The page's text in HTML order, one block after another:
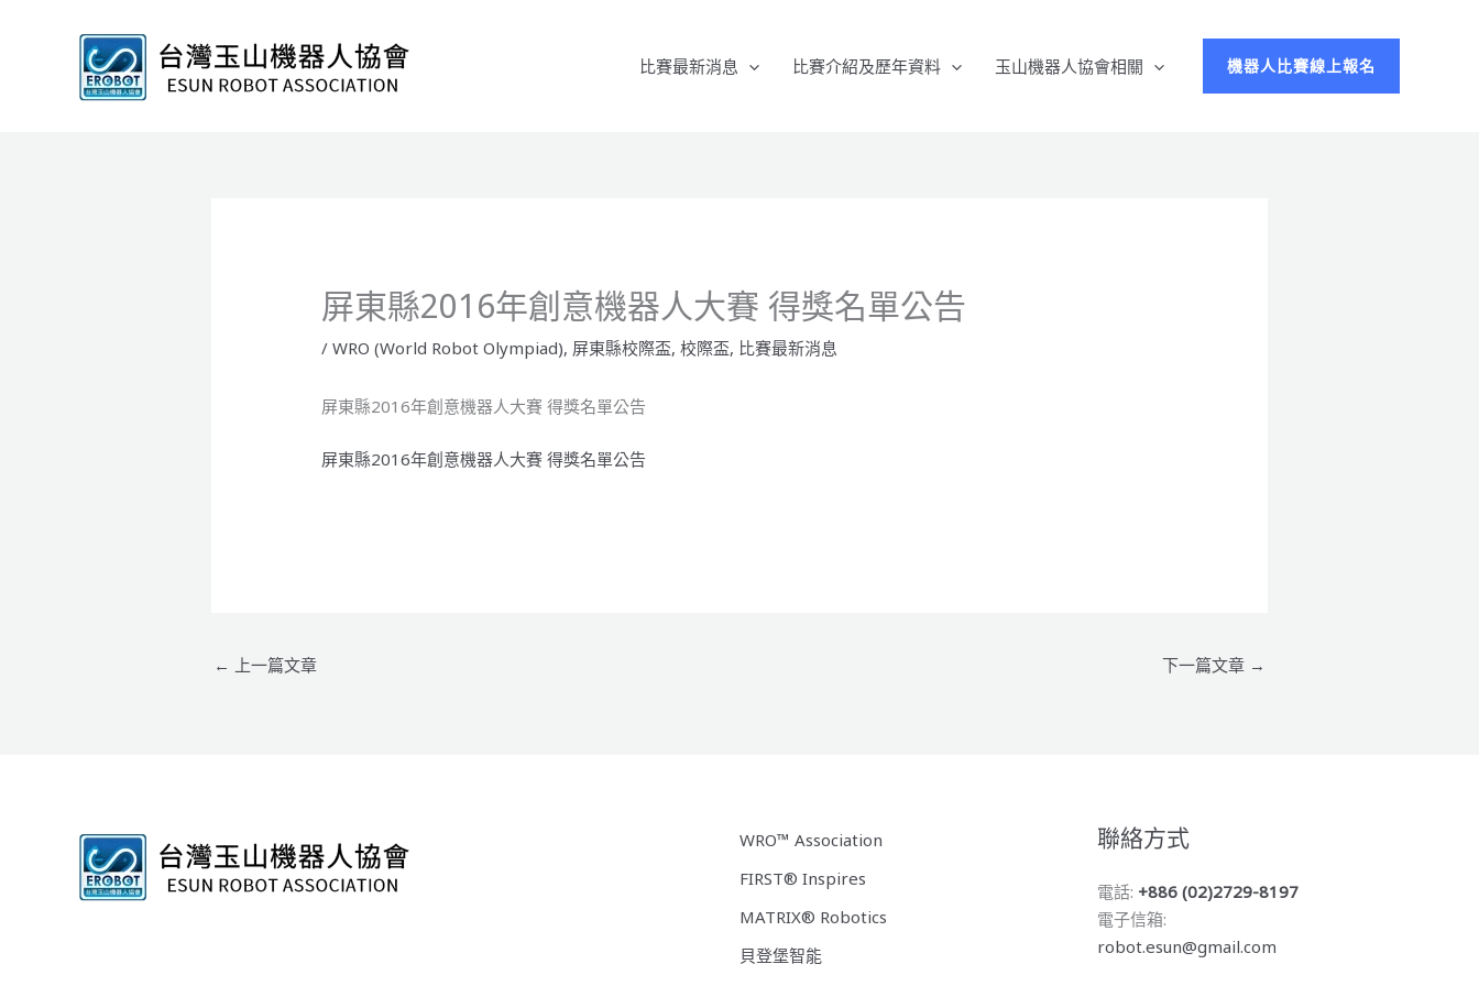
比賽最新消息 比賽介紹及歷年資料 玉山機器人協會相關 機器人比賽線上報名
屏東縣2016年創意機器人大賽 得獎名單公告
/WRO (World Robot Olympiad), 屏東縣校際盃,校際盃, 比賽最新消息
屏東縣2016年創意機器人大賽 得獎名單公告
屏東縣2016年創意機器人大賽 得獎名單公告
← 上一篇文章 下一篇文章 →
WRO™ Association
FIRST® Inspires
MATRIX® Robotics
貝登堡智能
聯絡方式
電話: +886 (02)2729-8197
電子信箱:
robot.esun@gmail.com